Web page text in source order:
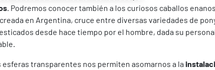
. Podremos conocer también a los curiosos caballos
en Argentina, cruce entre diversas variedades de
desde hace tiempo por el hombre, dada su
esferas transparentes nos permiten asomarnos a la